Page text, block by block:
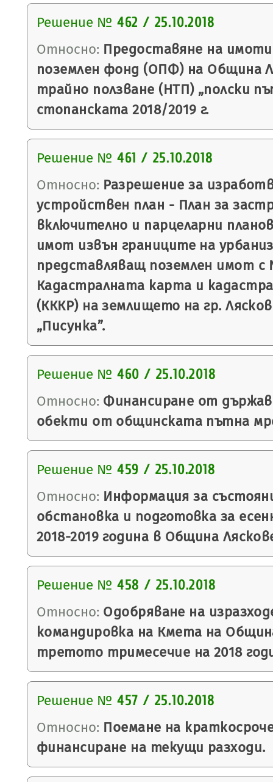
Решение № 462 / 25.10.2018
Относно: Предоставяне на
поземлен фонд (ОПФ) на Община
трайно ползване (НТП) „полски
стопанската 2018/2019 г.
Решение № 461 / 25.10.2018
Относно: Разрешение за
устройствен план - План за
включително и парцеларни
имот извън границите на
представляващ поземлен имот с
Кадастралната карта и
(КККР) на землището на гр.
„Писунка”.
Решение № 460 / 25.10.2018
Относно: Финансиране от
обекти от общинската пътна
Решение № 459 / 25.10.2018
Относно: Информация за
обстановка и подготовка за
2018-2019 година в Община
Решение № 458 / 25.10.2018
Относно: Одобряване на
командировка на Кмета на
третото тримесечие на 2018
Решение № 457 / 25.10.2018
Относно: Поемане на
финансиране на текущи разходи.